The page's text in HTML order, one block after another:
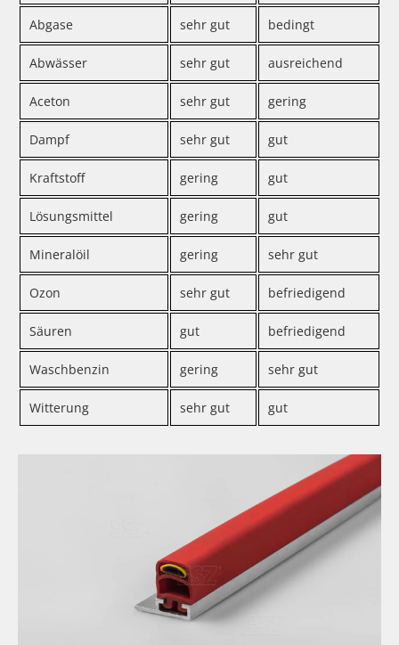
Abgase sehr gut bedingt
Abwässer sehr gut ausreichend
Aceton sehr gut gering
Dampf sehr gut gut
Kraftstoff gering gut
Lösungsmittel gering gut
Mineralöil gering sehr gut
Ozon sehr gut befriedigend
Säuren gut befriedigend
Waschbenzin gering sehr gut
Witterung sehr gut gut